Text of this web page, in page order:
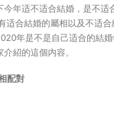
今年适不适合結婚，是不适
适合結婚的屬相以及不适合
年是不是自己适合的結
紹的這個内容。
配對